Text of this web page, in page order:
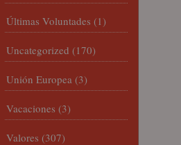
Últimas Voluntades (1)
Uncategorized (170)
Unión Europea (3)
Vacaciones (3)
Valores (307)